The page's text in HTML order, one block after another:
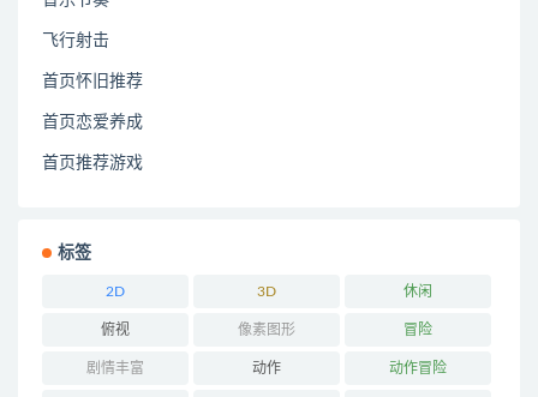
飞行射击
首页怀旧推荐
首页恋爱养成
首页推荐游戏
标签
2D 3D 休闲
俯视 像素图形 冒险
剧情丰富 动作 动作冒险